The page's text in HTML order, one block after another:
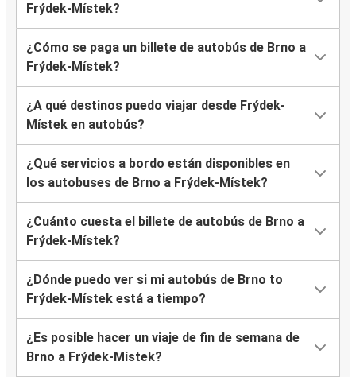
Frýdek-Místek?
¿Cómo se paga un billete de autobús de Brno a
Frýdek-Místek?
¿A qué destinos puedo viajar desde Frýdek-
Místek en autobús?
¿Qué servicios a bordo están disponibles en
los autobuses de Brno a Frýdek-Místek?
¿Cuánto cuesta el billete de autobús de Brno a
Frýdek-Místek?
¿Dónde puedo ver si mi autobús de Brno to
Frýdek-Místek está a tiempo?
¿Es posible hacer un viaje de fin de semana de
Brno a Frýdek-Místek?